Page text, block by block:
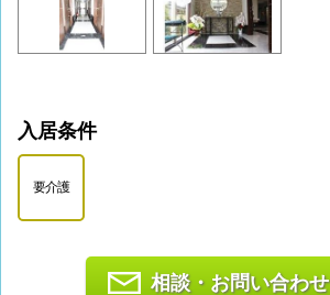
入居条件
要介護
相談・お問い合わせ